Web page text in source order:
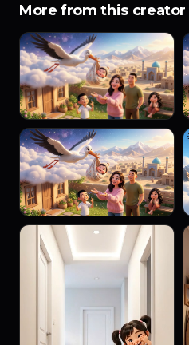
More from this creator